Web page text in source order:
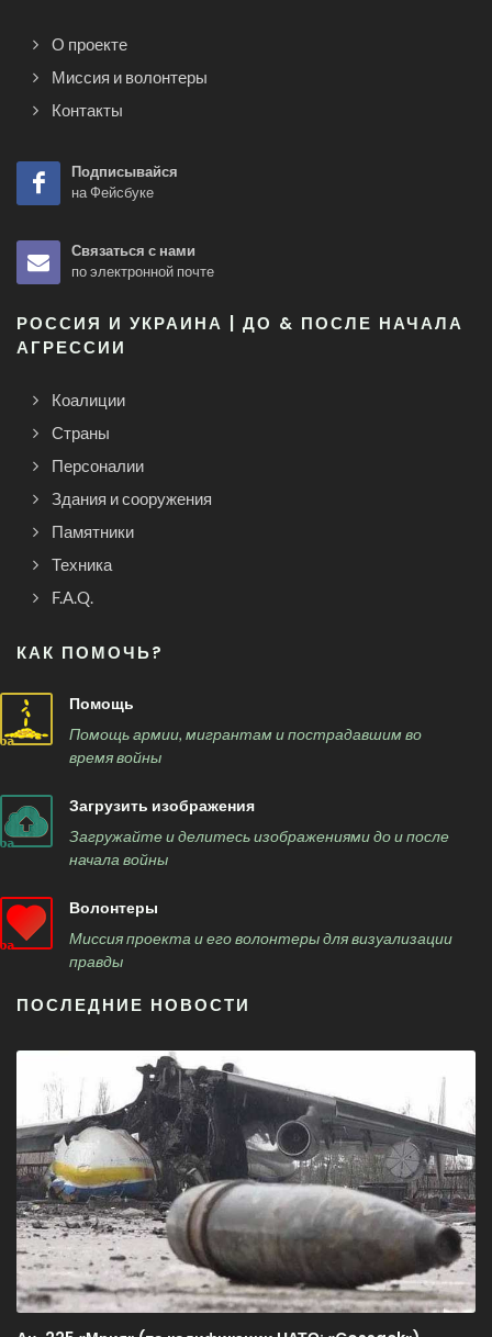
О проекте
Миссия и волонтеры
Контакты
Подписывайся
на Фейсбуке
Связаться с нами
по электронной почте
РОССИЯ И УКРАИНА | ДО & ПОСЛЕ НАЧАЛА
АГРЕССИИ
Коалиции
Страны
Персоналии
Здания и сооружения
Памятники
Техника
F.A.Q.
КАК ПОМОЧЬ?
Помощь
Помощь армии, мигрантам и пострадавшим во
время войны
Загрузить изображения
Загружайте и делитесь изображениями до и после
начала войны
Волонтеры
Миссия проекта и его волонтеры для визуализации
правды
ПОСЛЕДНИЕ НОВОСТИ